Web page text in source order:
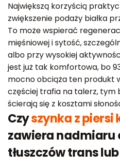
Największą korzyścią
zwiększenie podaży białka
To może wspierać
mięśniowej i sytość,
albo przy wysokiej
jest już tak komfortowa, bo
mocno obciąża ten produkt
częściej trafia na talerz, tym
ścierają się z kosztami
Czyszynka z piersi
zawiera nadmiaru
tłuszczów trans